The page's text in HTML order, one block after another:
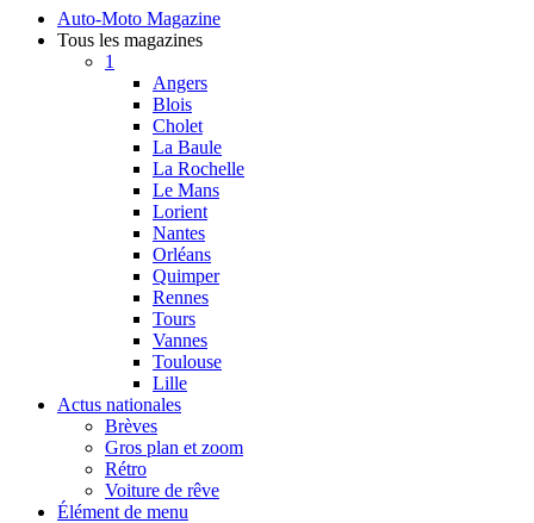
Auto-Moto Magazine
Tous les magazines
1
Angers
Blois
Cholet
La Baule
La Rochelle
Le Mans
Lorient
Nantes
Orléans
Quimper
Rennes
Tours
Vannes
Toulouse
Lille
Actus nationales
Brèves
Gros plan et zoom
Rétro
Voiture de rêve
Élément de menu